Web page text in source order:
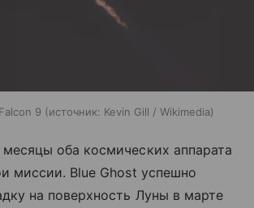
9 источник: Kevin Gill / Wikimedia
оба космических аппарата
миссии. Blue Ghost успешно
на поверхность Луны в марте